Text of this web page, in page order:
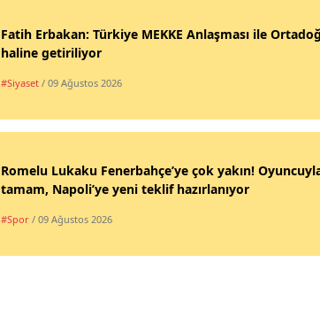
Fatih Erbakan: Türkiye MEKKE Anlaşması ile
haline getiriliyor
#Siyaset / 09 Ağustos 2026
Romelu Lukaku Fenerbahçe’ye çok yakın!
tamam, Napoli’ye yeni teklif hazırlanıyor
#Spor / 09 Ağustos 2026